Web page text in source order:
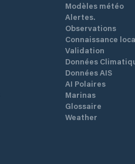
Modèles météo
Alertes.
Observations
Connaissance
Validation
Données
Données AIS
AI Polaires
Marinas
Glossaire
Weather